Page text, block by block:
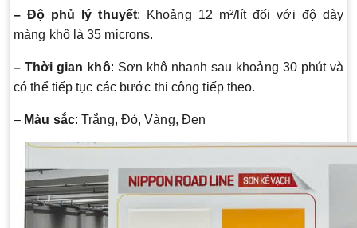
– Độ phủ lý thuyết: Khoảng 12 m²/lít đối với độ dày
màng khô là 35 microns.
– Thời gian khô: Sơn khô nhanh sau khoảng 30 phút và
có thể tiếp tục các bước thi công tiếp theo.
– Màu sắc: Trắng, Đỏ, Vàng, Đen